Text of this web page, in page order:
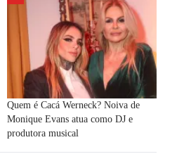
Quem é Cacá Werneck? Noiva de
Monique Evans atua como DJ e
produtora musical